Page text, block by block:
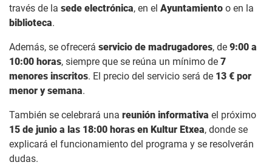
través de la sede electrónica, en el Ayuntamiento o en la
biblioteca.
Además, se ofrecerá servicio de madrugadores, de 9:00 a
10:00 horas, siempre que se reúna un mínimo de 7
menores inscritos. El precio del servicio será de 13 € por
menor y semana.
También se celebrará una reunión informativa el próximo
15 de junio a las 18:00 horas en Kultur Etxea, donde se
explicará el funcionamiento del programa y se resolverán
dudas.